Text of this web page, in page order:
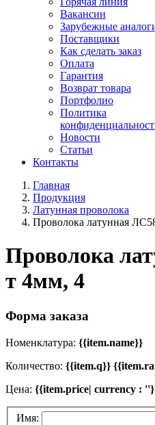
Вакансии
Зарубежные
Поставщики
Как сделать заказ
Оплата
Гарантия
Возврат товара
Портфолио
Политика
Новости
Статьи
Контакты
Главная
Продукция
Латунная проволока
Проволока латунная
Проволока
т 4мм, 4
Форма заказа
Номенклатура: {{item.name}}
Количество: {{item.q}}
Цена: {{item.price| currency :
Имя: